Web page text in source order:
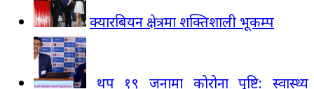
क्यारबियन क्षेत्रमा शक्तिशाली भूकम्प
थप १९ जनामा कोरोना पुष्टि: स्वास्थ्य